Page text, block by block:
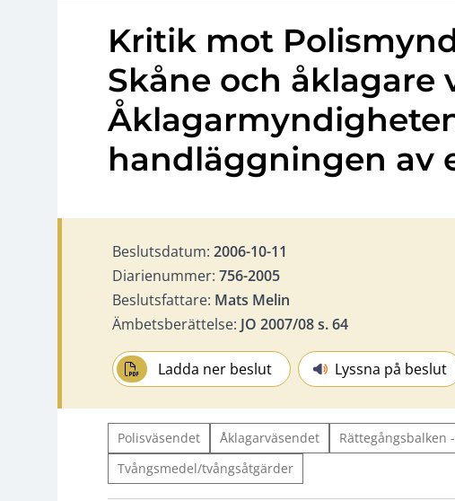
Kritik mot
Skåne och åklagare
handläggningen av
Beslutsdatum: 2006-10-11
Diarienummer: 756-2005
Beslutsfattare: Mats Melin
Ämbetsberättelse: JO 2007/08 s. 64
Ladda ner beslut Lyssna på beslut
Polisväsendet Åklagarväsendet Rättegångsbalken
Tvångsmedel/tvångsåtgärder